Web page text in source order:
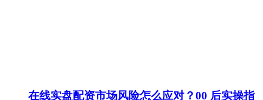
在线实盘配资市场风险怎么应对？00 后实操指